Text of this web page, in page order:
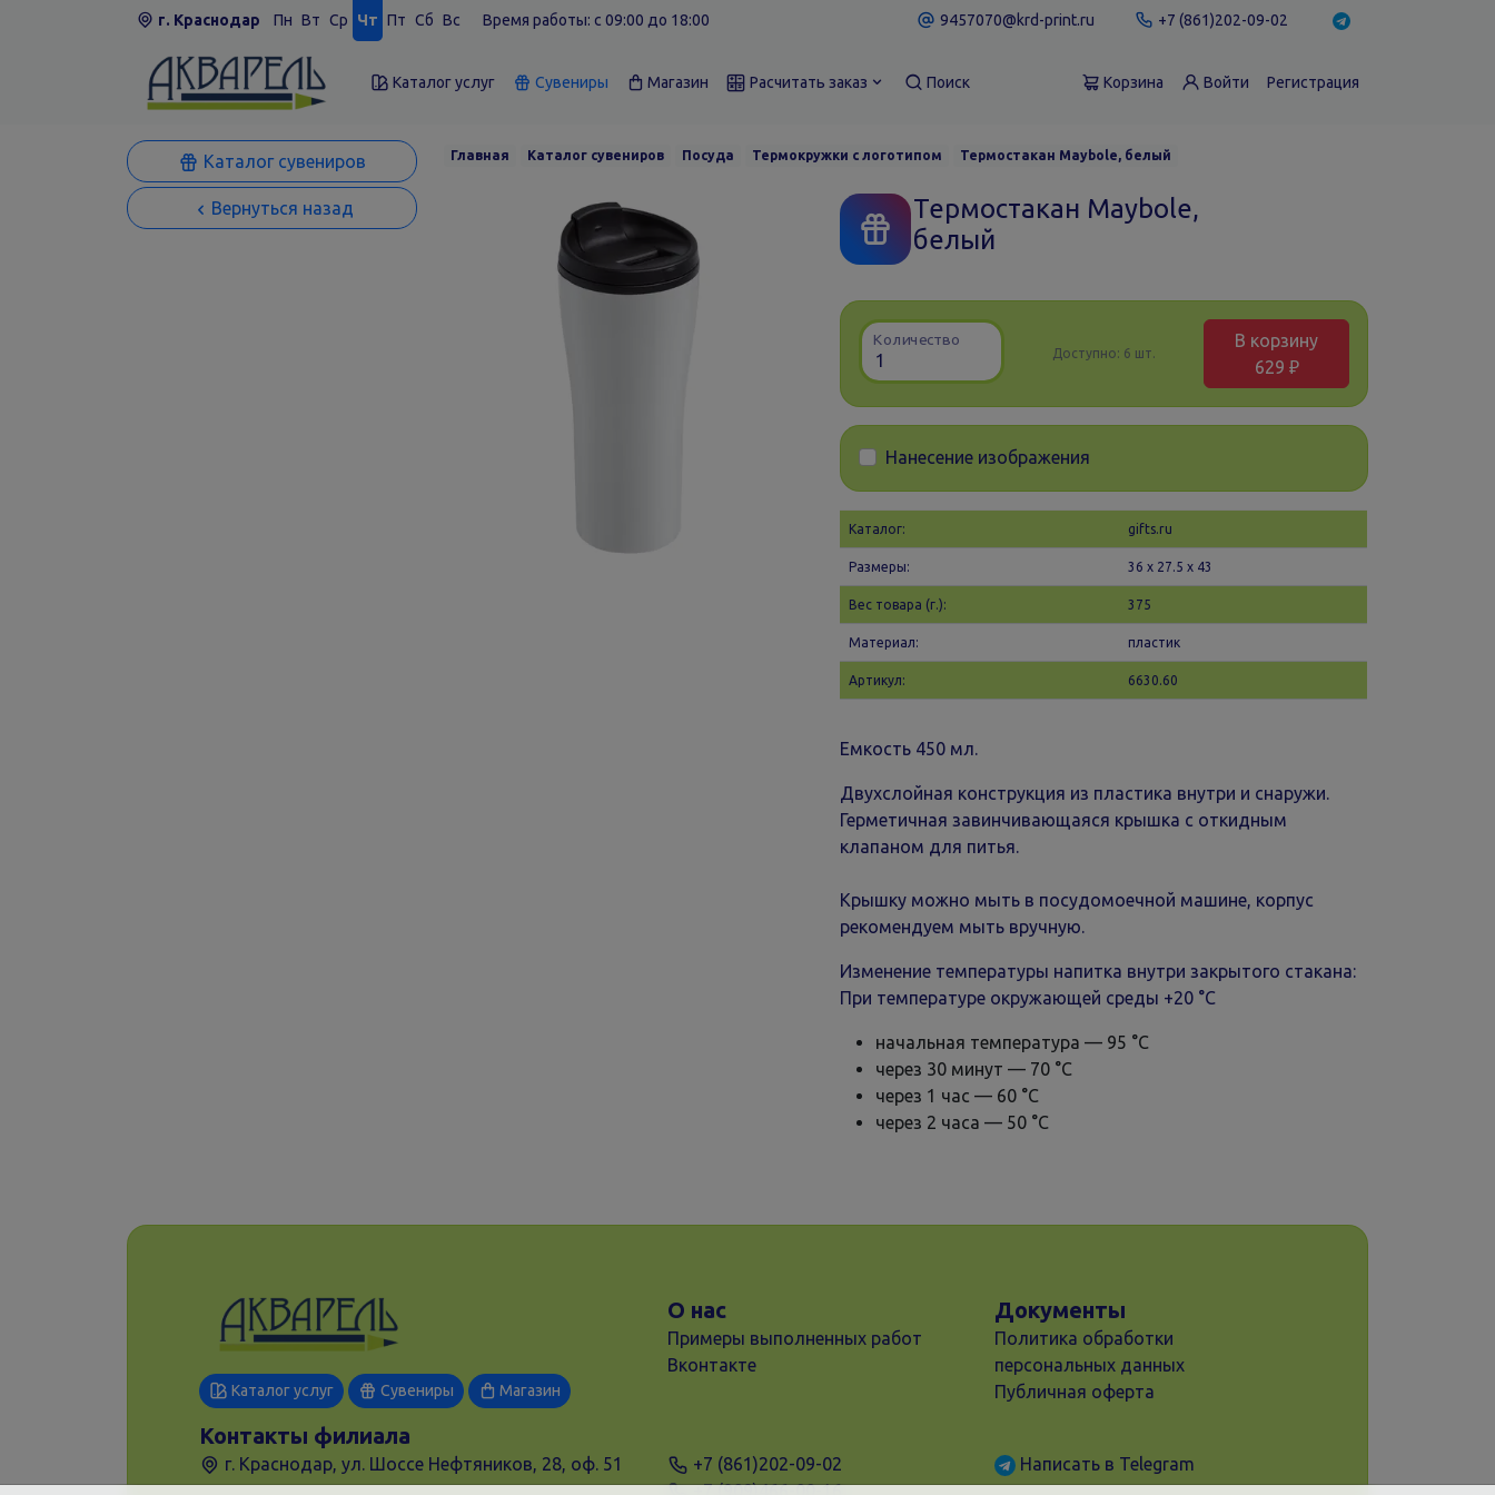
г. Краснодар Пн Вт Ср Чт Пт Сб Вс Время работы: c 09:00 до 18:00 9457070@krd-print.ru +7 (861)202-09-02
Каталог услуг Сувениры Магазин Расчитать заказ Поиск Корзина Войти Регистрация
Каталог сувениров
Вернуться назад
Главная Каталог сувениров Посуда Термокружки с логотипом Термостакан Maybole, белый
Термостакан Maybole,
белый
Количество
Доступно: 6 шт.
В корзину
629 ₽
Нанесение изображения
Каталог: gifts.ru
Размеры: 36 х 27.5 x 43
Вес товара (г.): 375
Материал: пластик
Артикул: 6630.60
Емкость 450 мл.
Двухслойная конструкция из пластика внутри и снаружи.
Герметичная завинчивающаяся крышка с откидным
клапаном для питья.
Крышку можно мыть в посудомоечной машине, корпус
рекомендуем мыть вручную.
Изменение температуры напитка внутри закрытого стакана:
При температуре окружающей среды +20 °С
начальная температура — 95 °С
через 30 минут — 70 °С
через 1 час — 60 °С
через 2 часа — 50 °С
Каталог услуг Сувениры Магазин
О нас
Примеры выполненных работ
Вконтакте
Документы
Политика обработки
персональных данных
Публичная оферта
Контакты филиала
г. Краснодар, ул. Шоссе Нефтяников, 28, оф. 51
+7 (861)202-09-02
+7 (909)466-00-16
Написать в Telegram